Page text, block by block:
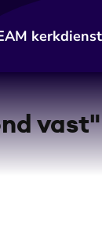
kerkdienst
vast"